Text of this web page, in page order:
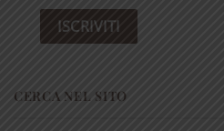
CERCA NEL SITO